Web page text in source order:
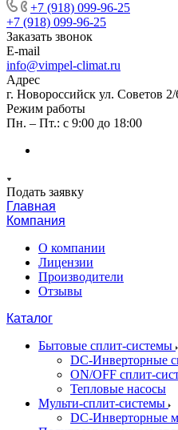
+7 (918) 099-96-25
+7 (918) 099-96-25
Заказать звонок
E-mail
info@vimpel-climat.ru
Адрес
г. Новороссийск ул. Советов 2/
Режим работы
Пн. – Пт.: с 9:00 до 18:00
Подать заявку
Главная
Компания
О компании
Лицензии
Производители
Отзывы
Каталог
Бытовые сплит-системы
DC-Инверторные
ON/OFF сплит-
Тепловые насосы
Мульти-сплит-системы
DC-Инверторные